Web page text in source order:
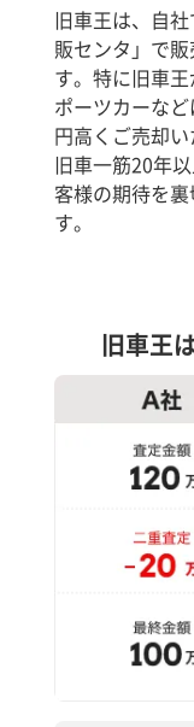
旧車王は、自
販センタ」で
す。特に旧車
ポーツカーな
円高くご売却
旧車一筋20年
客様の期待を
す。
旧車王